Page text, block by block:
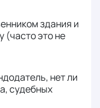
здания и
(часто это не
нет ли
судебных